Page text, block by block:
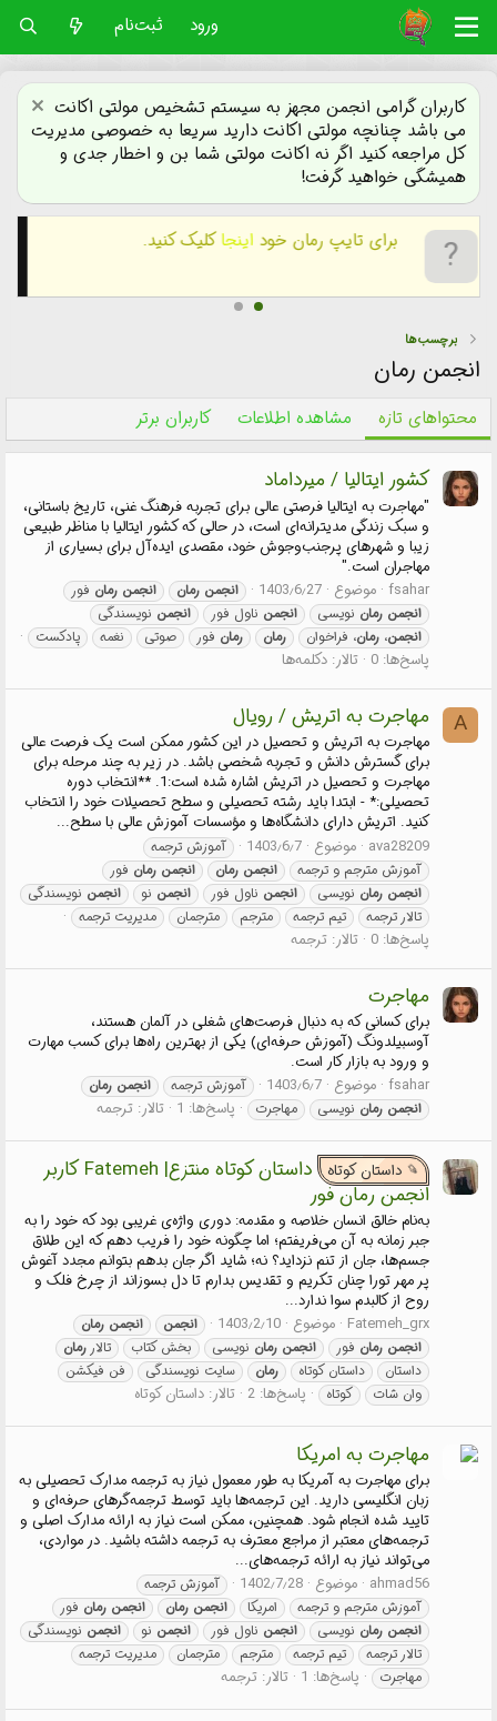
ورود ثبت‌نام
کاربران گرامی انجمن مجهز به سیستم تشخیص مولتی اکانت
می باشد چنانچه مولتی اکانت دارید سریعا به خصوصی مدیریت
کل مراجعه کنید اگر نه اکانت مولتی شما بن و اخطار جدی و
همیشگی خواهید گرفت!
برای یافتنرمان های بی نامکلیک کنید.
برچسب‌ها
انجمن رمان
محتواهای تازه مشاهده اطلاعات کاربران برتر
کشور ایتالیا / میرداماد
"مهاجرت به ایتالیا فرصتی عالی برای تجربه فرهنگ غنی، تاریخ باستانی،
و سبک زندگی مدیترانه‌ای است، در حالی که کشور ایتالیا با مناظر طبیعی
زیبا و شهرهای پرجنب‌وجوش خود، مقصدی ایده‌آل برای بسیاری از
مهاجران است."
fsahar موضوع 1403٫6٫27 انجمن رمان انجمن رمان فور
انجمن رمان نویسی انجمن ناول فور انجمن نویسندگی
انجمن، رمان، فراخوان رمان رمان فور صوتی نغمه پادکست
پاسخ‌ها: 0 تالار: دکلمه‌ها
A مهاجرت به اتریش / رویال
مهاجرت به اتریش و تحصیل در این کشور ممکن است یک فرصت عالی
برای گسترش دانش و تجربه شخصی باشد. در زیر به چند مرحله برای
مهاجرت و تحصیل در اتریش اشاره شده است:1. **انتخاب دوره
تحصیلی:* - ابتدا باید رشته تحصیلی و سطح تحصیلات خود را انتخاب
کنید. اتریش دارای دانشگاه‌ها و مؤسسات آموزش عالی با سطح...
ava28209 موضوع 1403٫6٫7
آموزش ترجمه
آموزش مترجم و ترجمه
انجمن رمان انجمن رمان فور
انجمن رمان نویسی انجمن ناول فور انجمن نو انجمن نویسندگی
تالار ترجمه
تیم ترجمه مترجم مترجمان مدیریت ترجمه
پاسخ‌ها: 0 تالار: ترجمه
مهاجرت
برای کسانی که به دنبال فرصت‌های شغلی در آلمان هستند،
آوسبیلدونگ (آموزش حرفه‌ای) یکی از بهترین راه‌ها برای کسب مهارت
و ورود به بازار کار است.
fsahar موضوع 1403٫6٫7 آموزش ترجمه انجمن رمان
انجمن رمان نویسی مهاجرت پاسخ‌ها: 1 تالار: ترجمه
داستان کوتاه
داستان کوتاه منتزع| Fatemeh کاربر
انجمن رمان فور
به‌نام خالق انسان خلاصه و مقدمه: دوری واژه‌ی غریبی بود که خود را به
جبر زمانه به آن می‌فریفتم؛ اما چگونه خود را فریب دهم که این طلاق
جسم‌ها، جان از تنم نزداید؟ نه؛ شاید اگر جان بدهم بتوانم مجدد آغوش
پر مهر تورا چنان تکریم و تقدیس بدارم تا دل بسوزاند از چرخ فلک و
روح از کالبدم‌ سوا ندارد...
Fatemeh_grx موضوع 1403٫2٫10 انجمن انجمن رمان
انجمن رمان فور انجمن رمان نویسی بخش کتاب تالار رمان
داستان
داستان کوتاه رمان سایت نویسندگی
فن فیکشن
وان شات
کوتاه پاسخ‌ها: 2 تالار: داستان کوتاه
مهاجرت به امریکا
برای مهاجرت به آمریکا به طور معمول نیاز به ترجمه مدارک تحصیلی به
زبان انگلیسی دارید. این ترجمه‌ها باید توسط ترجمه‌گرهای حرفه‌ای و
تایید شده انجام شود. همچنین، ممکن است نیاز به ارائه مدارک اصلی و
ترجمه‌های معتبر از مراجع معترف به ترجمه داشته باشید. در مواردی،
می‌تواند نیاز به ارائه ترجمه‌های...
ahmad56 موضوع 1402٫7٫28
آموزش ترجمه
آموزش مترجم و ترجمه
امریکا انجمن رمان انجمن رمان فور
انجمن رمان نویسی انجمن ناول فور انجمن نو انجمن نویسندگی
تالار ترجمه
تیم ترجمه مترجم مترجمان
مدیریت ترجمه
مهاجرت
پاسخ‌ها: 1 تالار: ترجمه